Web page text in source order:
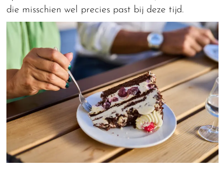
die misschien wel precies past bij deze tijd.